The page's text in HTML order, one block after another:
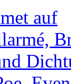
auf